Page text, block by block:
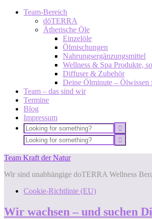
Team-Bereich
dōTERRA
Ätherische Öle
Einzelöle
Ölmischungen
Nahrungsergänzungsmittel
Wellness & Spa Produkte,
Diffuser & Zubehör
Deine Ölminute –
Team – das sind wir
Termine
Blog
Impressum
Team Kraft der Natur
Wir sind unabhängige doTERRA Wellness
Cookie-Richtlinie (EU)
Wir wachsen – und suchen